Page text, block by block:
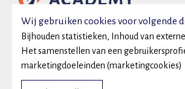
Wij gebruiken cookies voor volgende
Bijhouden statistieken, Inhoud van
Het samenstellen van een
marketingdoeleinden (marketingcookies)